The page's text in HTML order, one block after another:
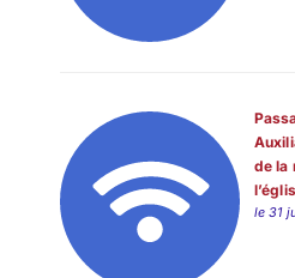
de la
le 31